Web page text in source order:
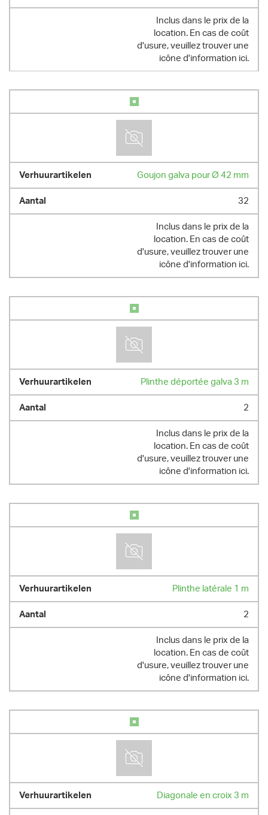
Inclus dans le prix de la
location. En cas de coût
d'usure, veuillez trouver une
icône d'information ici.
Goujon galva pour Ø 42 mm
32
Inclus dans le prix de la
location. En cas de coût
d'usure, veuillez trouver une
icône d'information ici.
Plinthe déportée galva 3 m
2
Inclus dans le prix de la
location. En cas de coût
d'usure, veuillez trouver une
icône d'information ici.
Plinthe latérale 1 m
2
Inclus dans le prix de la
location. En cas de coût
d'usure, veuillez trouver une
icône d'information ici.
Diagonale en croix 3 m